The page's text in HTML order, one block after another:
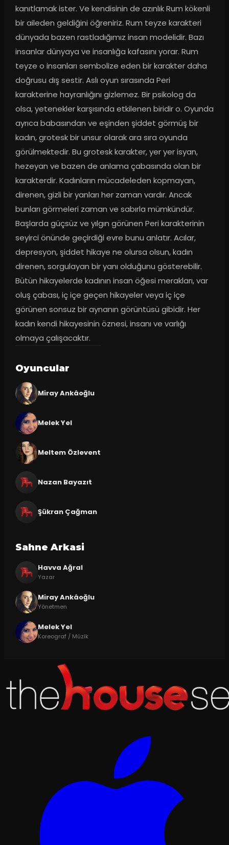
kanıtlamak ister. Ve kendisinin de azınlık Rum kökenli
bir aileden geldiğini öğreniriz. Rum teyze karakteri
dünyada bazen rastladığımız insan modelidir. Bazı
insanlar dünyaya ve insanlığa kafasını yorar. Rum
teyze o insanları sembolize eden bir karakter daha
doğrusu dış sestir. Aslı oyun sırasında Peri
karakterine hayranlığını gizlemez. Bir psikolog da
olsa, yetenekler karşısında etkilenen biridir o. Oyunda
ayrıca babasından ve eşinden şiddet görmüş bir
kadın, grotesk bir unsur olarak ara sıra oyunda
görülmektedir. Bu grotesk karakter, yer yer isyan,
hezeyan ve bazen de anlama çabasında olan bir
karakterdir. Kadınların mücadeleden kopmayan,
direnen, gizli bir yanları her zaman vardır. Ancak
bunları görmeleri zaman ve sabırla mümkündür.
Başlarda güçsüz ve yılgın görünen Peri karakterinin
seyirci önünde geçirdiği evre bunu anlatır. Acılar,
depresyon, şiddet hikaye ne olursa olsun, kadın
direnen, sorgulayan bir yanı olduğunu gösterebilir.
Bütün hikayelerde kadının insan öğesi merakları, var
oluş çabası, iç içe geçen hikayeler veya iç içe
görünen sonsuz bir aynanın görüntüsü gibidir. Her
kadın kendi hikayesinin öznesi, insanı ve varlığı
olmaya çalışacaktır.
Oyuncular
Miray Ankâoğlu
Melek Yel
Meltem Özlevent
Nazan Bayazıt
Şükran Çağman
Sahne Arkasi
Havva Ağral
Yazar
Miray Ankâoğlu
Yönetmen
Melek Yel
Koreograf / Müzik